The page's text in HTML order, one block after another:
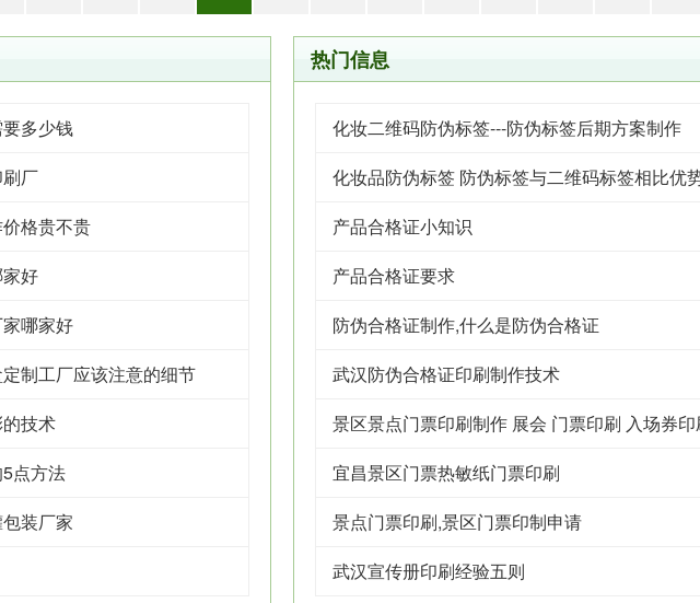
多少钱
厂
格贵不贵
好
哪家好
制工厂应该注意的细节
技术
点方法
装厂家
热门信息
化妆二维码防伪标签---防伪标签后期方案制作
化妆品防伪标签 防伪标签与二维码标签相比优
产品合格证小知识
产品合格证要求
防伪合格证制作,什么是防伪合格证
武汉防伪合格证印刷制作技术
景区景点门票印刷制作 展会 门票印刷 入场券印
宜昌景区门票热敏纸门票印刷
景点门票印刷,景区门票印制申请
武汉宣传册印刷经验五则